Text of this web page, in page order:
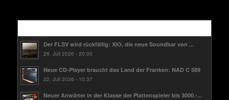
Der FLSV wird rückfällig: XIO, die neue Soundbar von ...
28. Juli 2026 - 20:00
Neue CD-Player braucht das Land der Franken: NAD C 589
22. Juli 2026 - 10:37
Neuer Anwärter in der Klasse der Plattenspieler bis 3000.-...